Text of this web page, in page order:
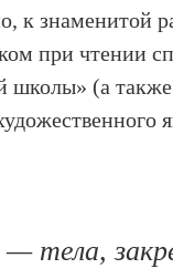
к знаменитой
при чтении
школы» (а
— тела,